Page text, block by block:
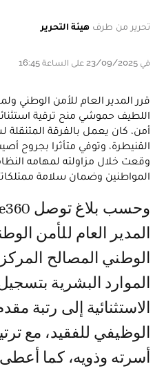
تحرير من طرف هيئة التحرير
في 23/09/2025 على الساعة 16:45
قرر المدير العام للأمن الوطني
اللطيف حموشي منح ترقية
أمن، كان يعمل بالفرقة المتنقلة
القنيطرة، وتوفي متأثرا بجروح
وقعت خلال مزاولته لمهامه
المواطنين وضمان سلامة
وحسب بلاغ توصل le360 بنسخة منه، كلف
المدير العام للأمن
الوطني المصالح
الموارد البشرية
الاستثنائية إلى
الوظيفي للفقيد، مع
أسرته وذويه، كما أعطى